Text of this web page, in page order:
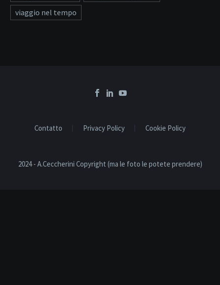
viaggio nel tempo
Contatto Privacy Policy Cookie Policy
2024 - A.Ceccherini Copyright (ma le foto le potete prendere)